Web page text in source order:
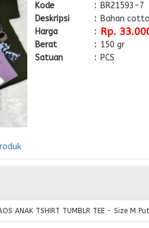
Kode : BR21593-7
Deskripsi
: Bahan
Harga
: Rp.
Berat : 150 gr
Satuan
: PCS
ANAK TSHIRT TUMBLR TEE - Size M